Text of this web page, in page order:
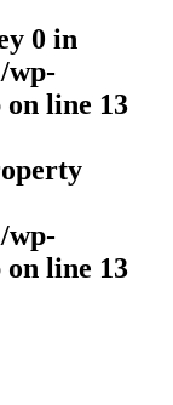
0 in
wp-
on line 13
wp-
on line 13